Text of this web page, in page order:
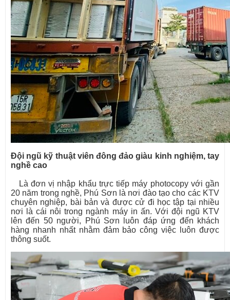
Đội ngũ kỹ thuật viên đông đảo giàu kinh nghiệm, tay
nghề cao
Là đơn vị nhập khẩu trực tiếp máy photocopy với gần
20 năm trong nghề, Phú Sơn là nơi đào tạo cho các KTV
chuyên nghiệp, bài bản và được cử đi học tập tại nhiều
nơi là cái nôi trong ngành máy in ấn. Với đội ngũ KTV
lên đến 50 người, Phú Sơn luôn đáp ứng đến khách
hàng nhanh nhất nhằm đảm bảo công việc luôn được
thông suốt.